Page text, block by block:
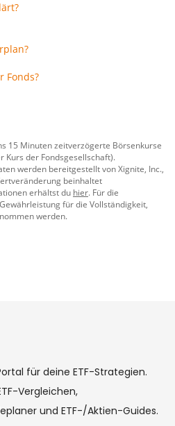
Fonds?
15 Minuten zeitverzögerte Börsenkurse
Kurs der Fondsgesellschaft).
werden bereitgestellt vonXignite, Inc.
beinhaltet
erhältst du hier. Für die
für die Vollständigkeit,
werden.